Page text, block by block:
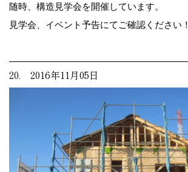
随時、構造見学会を開催しています。
見学会、イベント予告にてご確認ください！
20. 2016年11月05日